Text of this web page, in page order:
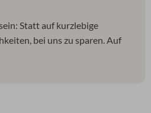
Statt auf kurzlebige
bei uns zu sparen. Auf